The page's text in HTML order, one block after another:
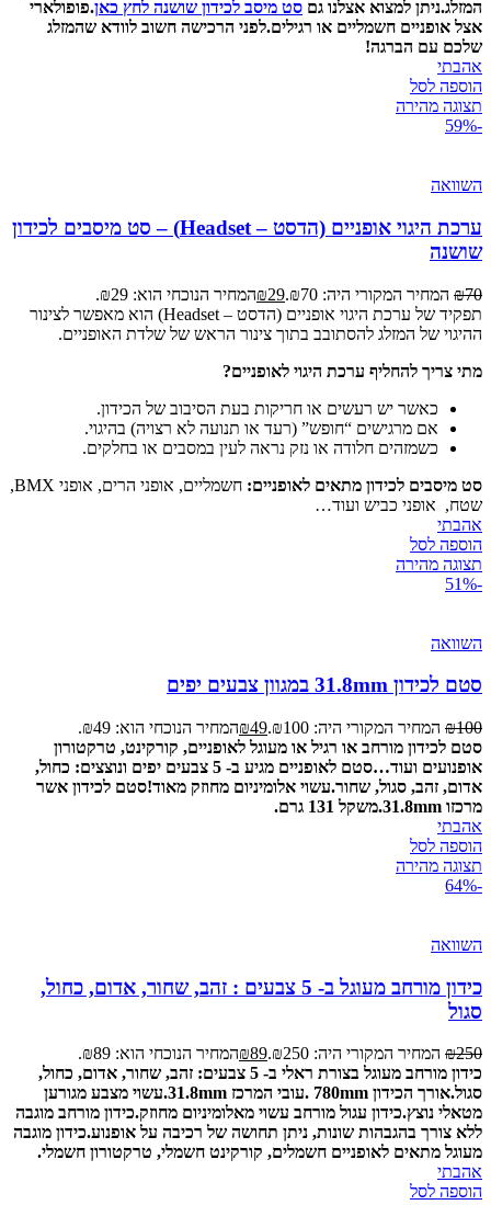
המזלג.ניתן למצוא אצלנו גם סט מיסב לכידון שושנה לחץ כאן.פופולארי
אצל אופניים חשמליים או רגילים.לפני הרכישה חשוב לוודא שהמזלג
שלכם עם הברגה!
אהבתי
הוספה לסל
תצוגה מהירה
-59%
השוואה
ערכת היגוי אופניים (הדסט – Headset) – סט מיסבים לכידון
שושנה
₪70 המחיר המקורי היה: ₪70. ₪29
המחיר הנוכחי הוא: ₪29.
תפקיד של ערכת היגוי אופניים (הדסט – Headset) הוא מאפשר לצינור
ההיגוי של המזלג להסתובב בתוך צינור הראש של שלדת האופניים.
מתי צריך להחליף ערכת היגוי לאופניים?
כאשר יש רעשים או חריקות בעת הסיבוב של הכידון.
אם מרגישים “חופש” (רעד או תנועה לא רצויה) בהיגוי.
כשמזהים חלודה או נזק נראה לעין במסבים או בחלקים.
סט מיסבים לכידון מתאים לאופניים:
חשמליים, אופני הרים, אופני BMX,
שטח, אופני כביש ועוד…
אהבתי
הוספה לסל
תצוגה מהירה
-51%
השוואה
סטם לכידון 31.8mm במגוון צבעים יפים
₪100 המחיר המקורי היה: ₪100. ₪49
המחיר הנוכחי הוא: ₪49.
סטם לכידון מורחב או רגיל או מעוגל לאופניים, קורקינט, טרקטורון
אופנועים ועוד…
סטם לאופניים מגיע ב- 5 צבעים יפים ונוצצים: כחול,
אדום, זהב, סגול, שחור.עשוי אלומיניום מחוזק מאוד!סטם לכידון אשר
מרכזו 31.8mm.
משקל 131 גרם.
אהבתי
הוספה לסל
תצוגה מהירה
-64%
השוואה
כידון מורחב מעוגל ב- 5 צבעים : זהב, שחור, אדום, כחול,
סגול
₪250 המחיר המקורי היה: ₪250. ₪89
המחיר הנוכחי הוא: ₪89.
כידון מורחב מעוגל בצורת ראלי ב- 5 צבעים: זהב, שחור, אדום, כחול,
סגול.אורך הכידון 780mm . עובי המרכז 31.8mm.
עשוי מצבע מגורען
מטאלי נוצץ.כידון עגול מורחב עשוי מאלומיניום מחוזק.כידון מורחב מוגבה
ללא צורך בהגבהות שונות, ניתן תחושה של רכיבה על אופנוע.כידון מוגבה
מעוגל מתאים לאופניים חשמלים, קורקינט חשמלי, טרקטורון חשמלי.
אהבתי
הוספה לסל